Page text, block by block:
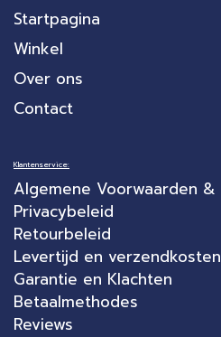
Startpagina
Winkel
Over ons
Contact
Klantenservice:
Algemene Voorwaarden &
Privacybeleid
Retourbeleid
Levertijd en verzendkosten
Garantie en Klachten
Betaalmethodes
Reviews